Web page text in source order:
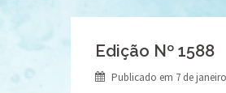
Edição Nº 1588
Publicado em 7 de